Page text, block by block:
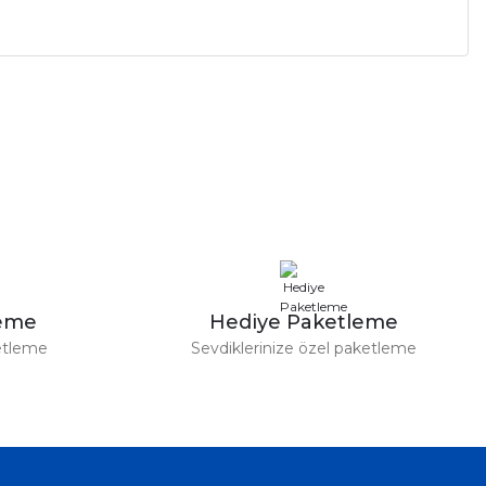
Hediye Paketleme
Sevdiklerinize özel paketleme